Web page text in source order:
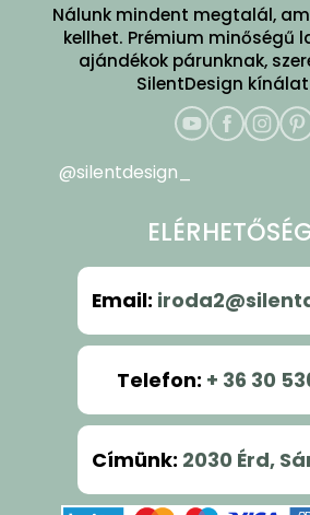
Nálunk mindent megtalál,
kellhet. Prémium minőségű
ajándékok párunknak,
SilentDesign
@silentdesign_
Email:
Telefon: + 36 30
Címünk: 2030 Érd,